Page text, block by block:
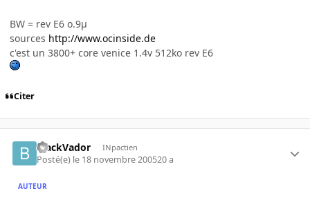
BW = rev E6 o.9µ
sources http://www.ocinside.de
c'est un 3800+ core venice 1.4v 512ko rev E6
Citer
BlackVador INpactien
Posté(e) le 18 novembre 200520 a
AUTEUR